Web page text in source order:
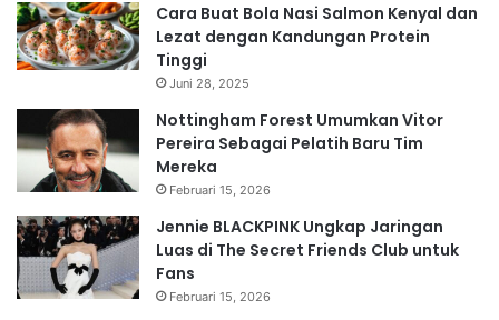
Cara Buat Bola Nasi Salmon Kenyal dan
Lezat dengan Kandungan Protein
Tinggi
Juni 28, 2025
Nottingham Forest Umumkan Vitor
Pereira Sebagai Pelatih Baru Tim
Mereka
Februari 15, 2026
Jennie BLACKPINK Ungkap Jaringan
Luas di The Secret Friends Club untuk
Fans
Februari 15, 2026